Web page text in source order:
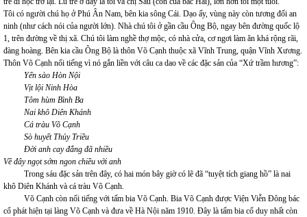
Tôi có người chú họ ở Phú Ân Nam, bên kia sông Cái. Dạo ấy, vùng này còn tương đối an
ninh (như cách nói của người lớn). Nhà chú tôi ở gần cầu Ông Bộ, ngay bên đường quốc lộ
1, trên đường về thị xã. Chú tôi làm nghề thợ mộc, có nhà cửa, cơ ngơi làm ăn khá rộng rãi,
đàng hoàng. Bên kia cầu Ông Bộ là thôn Võ Cạnh thuộc xã Vĩnh Trung, quận Vĩnh Xương.
Thôn Võ Cạnh nổi tiếng vì nó gắn liền với câu ca dao về các đặc sản của “Xứ trầm hương”:
Yến sào Hòn Nội
Vịt lội Ninh Hòa
Tôm hùm Bình Ba
Nai khô Diên Khánh
Cá tràu Võ Cạnh
Sò huyết Thủy Triều
Đời anh cay đắng đã nhiều
Về đây ngọt sớm ngon chiều với anh
Trong sáu đặc sản trên đây, có hai món bây giờ có lẽ đã “tuyệt tích giang hồ” là nai
khô Diên Khánh và cá tràu Võ Cạnh.
Võ Cạnh còn nổi tiếng với tấm bia Võ Cạnh. Bia Võ Cạnh được Viện Viễn Đông bác
cổ phát hiện tại làng Võ Cạnh và đưa về Hà Nội năm 1910. Đây là tấm bia cổ duy nhất còn